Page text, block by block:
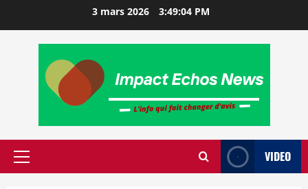
3 mars 2026 3:49:05 PM
VIDEO